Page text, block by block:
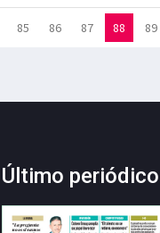
85 86 87 88 89
Último periódico